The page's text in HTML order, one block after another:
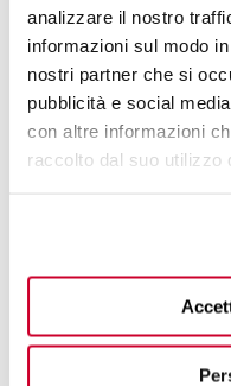
analizzare il nostro
informazioni sul modo
nostri partner che si
pubblicità e social
con altre informazioni
raccolto dal suo utilizzo